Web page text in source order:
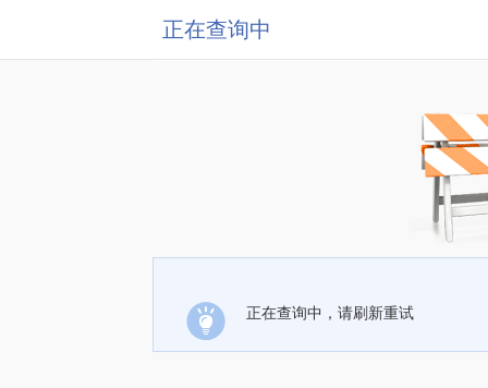
正在查询中
正在查询中，请刷新重试